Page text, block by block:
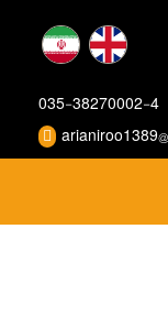
035-38270002-4